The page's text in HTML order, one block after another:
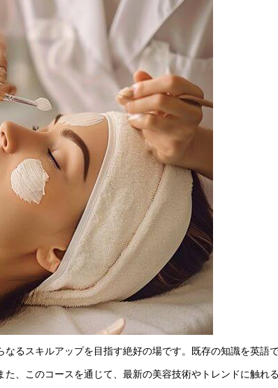
るスキルアップを目指す絶好の場です。既存の知識を英語
、このコースを通じて、最新の美容技術やトレンドに触れ